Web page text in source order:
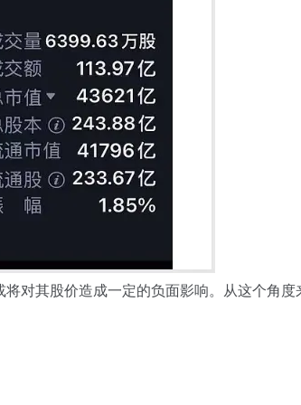
将对其股价造成一定的负面影响。从这个角度